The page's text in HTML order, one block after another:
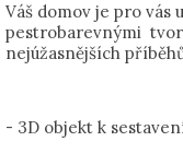
Váš domov je pro vás
pestrobarevnými
nejúžasnějších
- 3D objekt k